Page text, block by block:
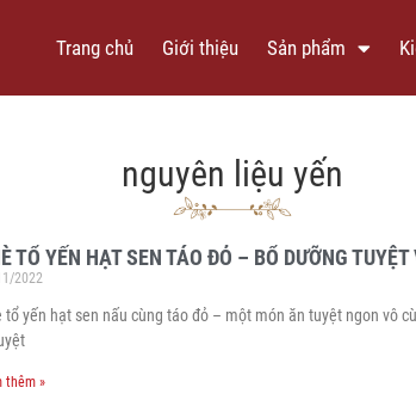
Trang chủ Giới thiệu Sản phẩm
nguyên liệu yến
TỔ YẾN HẠT SEN TÁO ĐỎ – BỔ DƯỠNG TUYỆT
2022
tổ yến hạt sen nấu cùng táo đỏ – một món ăn tuyệt ngon vô
thêm »